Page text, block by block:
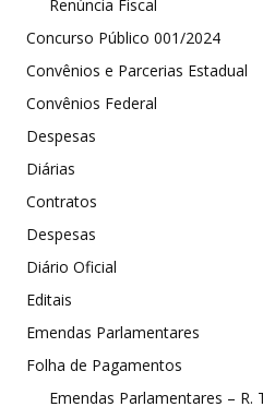
Renúncia Fiscal
Concurso Público 001/2024
Convênios e Parcerias Estadual
Convênios Federal
Despesas
Diárias
Contratos
Despesas
Diário Oficial
Editais
Emendas Parlamentares
Folha de Pagamentos
Emendas Parlamentares – R.